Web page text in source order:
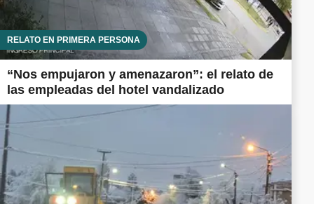
RELATO EN PRIMERA PERSONA
“Nos empujaron y amenazaron”: el relato de
las empleadas del hotel vandalizado